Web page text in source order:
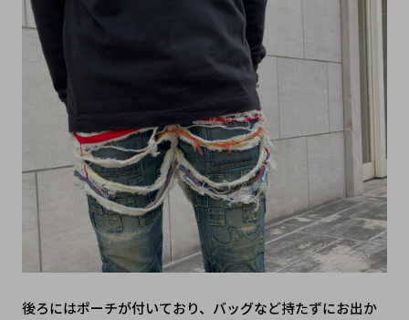
後ろにはポーチが付いており、バッグなど持たずにお出か